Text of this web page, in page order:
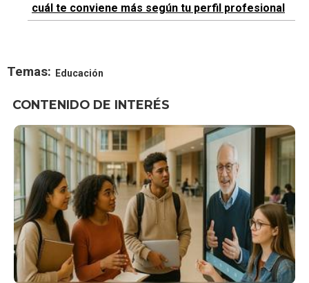
cuál te conviene más según tu perfil profesional
Temas: Educación
CONTENIDO DE INTERÉS